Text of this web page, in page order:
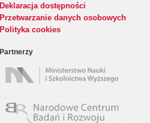
Deklaracja dostępności
Przetwarzanie danych osobowych
Polityka cookies
Partnerzy